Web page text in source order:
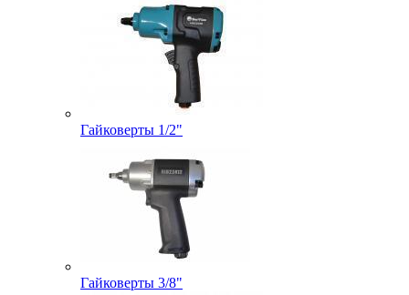
Гайковерты 1/2"
Гайковерты 3/8"